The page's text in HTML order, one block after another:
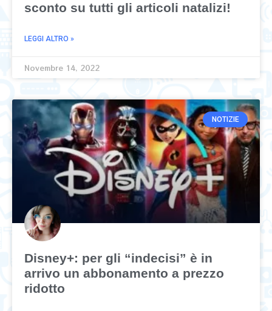
sconto su tutti gli articoli natalizi!
LEGGI ALTRO »
Novembre 14, 2022
NOTIZIE
Disney+: per gli “indecisi” è in
arrivo un abbonamento a prezzo
ridotto